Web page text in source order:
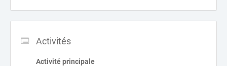
Activités
Activité principale